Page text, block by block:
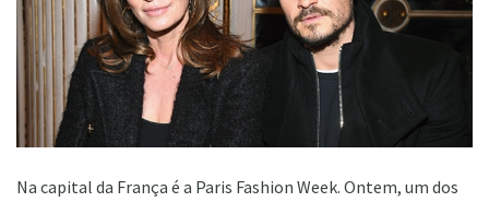
Na capital da França é a Paris Fashion Week. Ontem, um dos